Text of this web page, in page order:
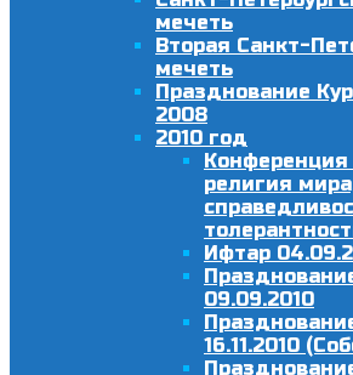
мечеть
Вторая Санкт-
мечеть
Празднование
2008
2010 год
религия
Ифтар
09.09.2010
16.11.2010